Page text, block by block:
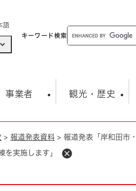
語
キーワード検索
生涯学習・スポーツ
事業者
入札・契約情報 まち
環境 福祉
観光・歴史
観光スポット
要 総合計画
職員採用情報
オープンデータ
> 報道発表資料 > 報道発表「岸和田市
を実施します」